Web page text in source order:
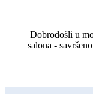
Dobrodošli u
salona -